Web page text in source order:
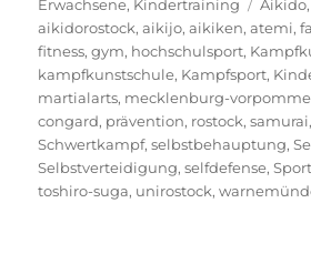
am
Erwachsene, Kindertraining Aikido
aikidorostock,aikijo,aikiken,atemi,
fitness,gym, hochschulsport,
kampfkunstschule, Kampfsport,
martialarts, mecklenburg-
congard, prävention, rostock,samurai
Schwertkampf,selbstbehauptung,
Selbstverteidigung,selfdefense,
toshiro-suga, unirostock,